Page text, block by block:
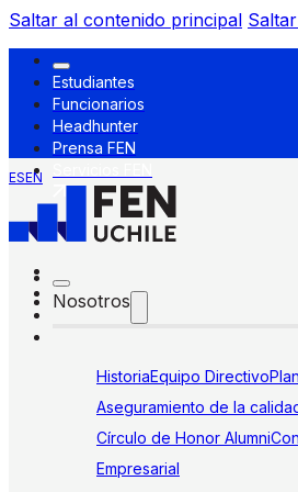
Saltar al contenido principal
Estudiantes
Funcionarios
Headhunter
Prensa FEN
ESEN
Nosotros
HistoriaEquipo Directivo
Aseguramiento de la
Círculo de Honor Alumni
Empresarial